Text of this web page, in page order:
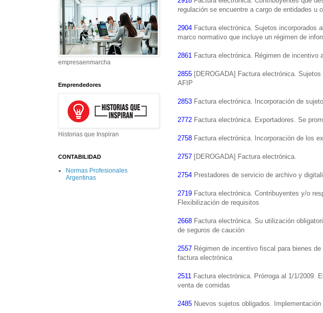
regulación se encuentre a cargo de entidades u
2904 Factura electrónica. Sujetos incorporados
marco normativo que incluye un régimen de
2861 Factura electrónica. Régimen de
2855 [DEROGADA] Factura electrónica.
AFIP
2853 Factura electrónica. Incorporación de
2772 Factura electrónica. Exportadores. Se
2758 Factura electrónica. Incorporación de los
2757 [DEROGADA] Factura electrónica.
2754 Prestadores de servicio de archivo y
2719 Factura electrónica. Contribuyentes y/o
Flexibilización de requisitos
2668 Factura electrónica. Su utilización
de seguros de caución
2557 Régimen de incentivo fiscal para bienes
factura electrónica
2511 Factura electrónica. Prórroga al 1/1/2009.
venta de comidas
2485 Nuevos sujetos obligados.
empresaenmarcha
Emprendedores
Historias que Inspiran
CONTABILIDAD
Normas Profesionales
Argentinas